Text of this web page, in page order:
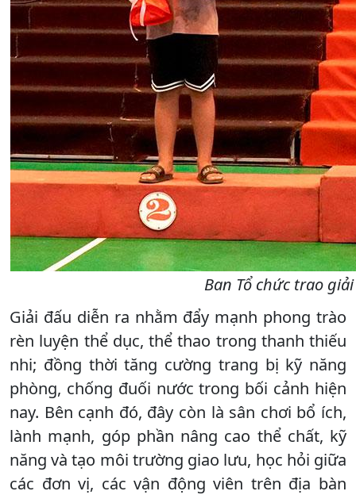
Ban Tổ chức trao
Giải đấu diễn ra nhằm đẩy mạnh phong trào
rèn luyện thể dục, thể thao trong thanh thiếu
nhi; đồng thời tăng cường trang bị kỹ năng
phòng, chống đuối nước trong bối cảnh hiện
nay. Bên cạnh đó, đây còn là sân chơi bổ ích,
lành mạnh, góp phần nâng cao thể chất, kỹ
năng và tạo môi trường giao lưu, học hỏi giữa
các đơn vị, các vận động viên trên địa bàn